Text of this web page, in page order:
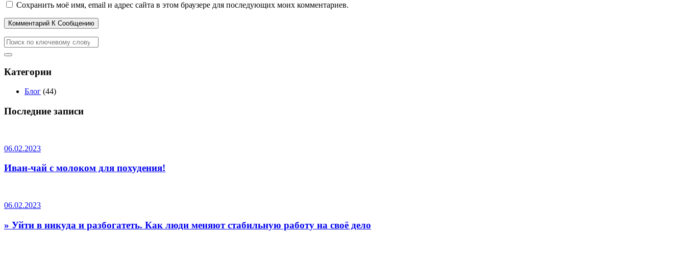
Сохранить моё имя, email и адрес сайта в этом браузере для последующих моих комментариев.
Комментарий К Сообщению
Категории
Блог (44)
Последние записи
06.02.2023
Иван-чай с молоком для похудения!
06.02.2023
» Уйти в никуда и разбогатеть. Как люди меняют стабильную работу на своё дело